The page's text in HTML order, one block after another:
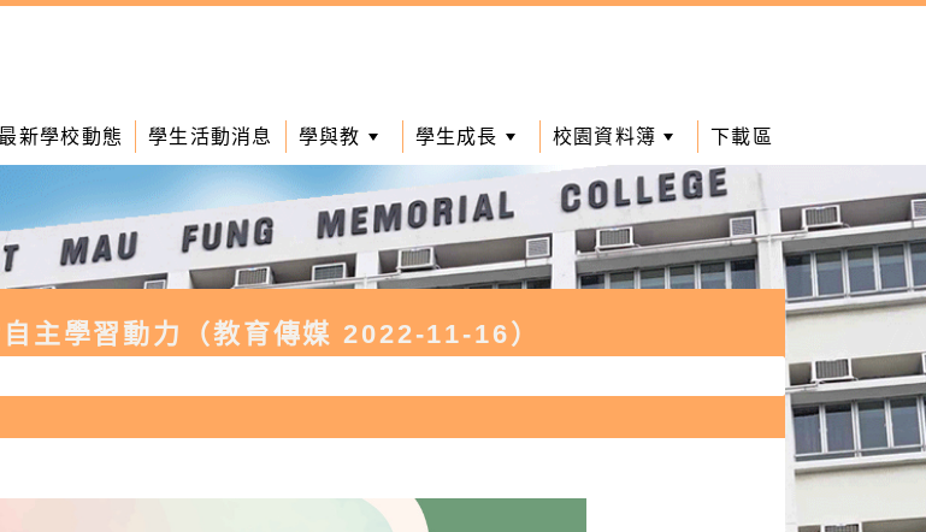
最新學校動態 學生活動消息 學與教 學生成長 校園資料簿 下載區
主學習動力（教育傳媒 2022-11-16）